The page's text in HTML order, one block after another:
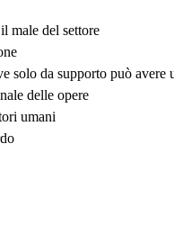
male del settore
solo da supporto può
delle opere
umani